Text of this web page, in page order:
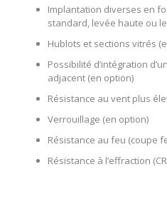
Implantation diverses en
standard, levée haute ou
Hublots et sections vitrés
Possibilité d’intégration
adjacent (en option)
Résistance au vent plus
Verrouillage (en option)
Résistance au feu (coupe
Résistance à l’effraction